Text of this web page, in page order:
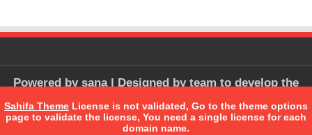
Powered by sana| Designed by team to develop the
© Copyright 2026, All Rights Reserved
Sahifa Theme License is not validated, Go to the theme options
page to validate the license, You need a single license for each
domain name.